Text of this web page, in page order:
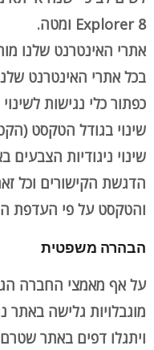
Explorer 8 ומטה.
אתרי האינטרנט שלנו
בכל אתרי האינטרנט
כפתור כלי נגישות
שינוי בגודל הטקסט
שינוי ניגודיות
הדגשת הקישורים וכל
והטקסט על פי העדפת
הבהרה משפטית
על אף מאמצי החברה
מוגבלויות גלישה באתר
ויתגלו דפים באתר